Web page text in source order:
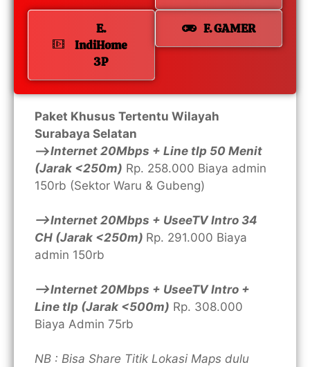
E.
IndiHome
3P
F. GAMER
Paket Khusus Tertentu Wilayah
Surabaya Selatan
—>Internet 20Mbps + Line tlp 50 Menit
(Jarak <250m) Rp. 258.000 Biaya admin
150rb (Sektor Waru & Gubeng)
—>Internet 20Mbps + UseeTV Intro 34
CH (Jarak <250m) Rp. 291.000 Biaya
admin 150rb
—>Internet 20Mbps + UseeTV Intro +
Line tlp (Jarak <500m) Rp. 308.000
Biaya Admin 75rb
NB : Bisa Share Titik Lokasi Maps dulu